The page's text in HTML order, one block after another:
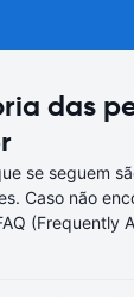
das
se seguem
Caso não
(Frequently